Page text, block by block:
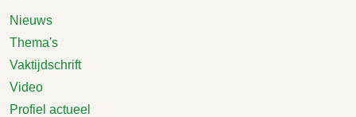
Nieuws
Thema's
Vaktijdschrift
Video
Profiel actueel